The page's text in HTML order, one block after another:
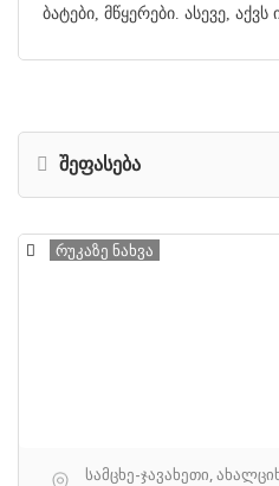
ბატები, მწყერები. ასევე, აქვს
შეფასება
რუკაზე ნახვა
სამცხე-ჯავახეთი,